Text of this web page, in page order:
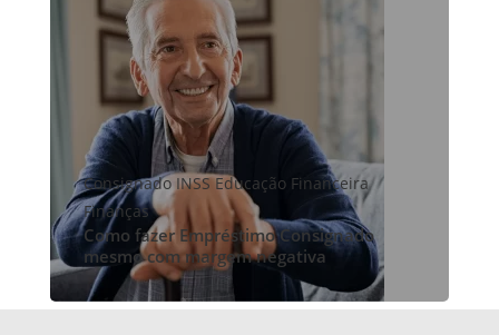
Consignado INSS Educação Financeira
Finanças
Como fazer Empréstimo Consignado
mesmo com margem negativa